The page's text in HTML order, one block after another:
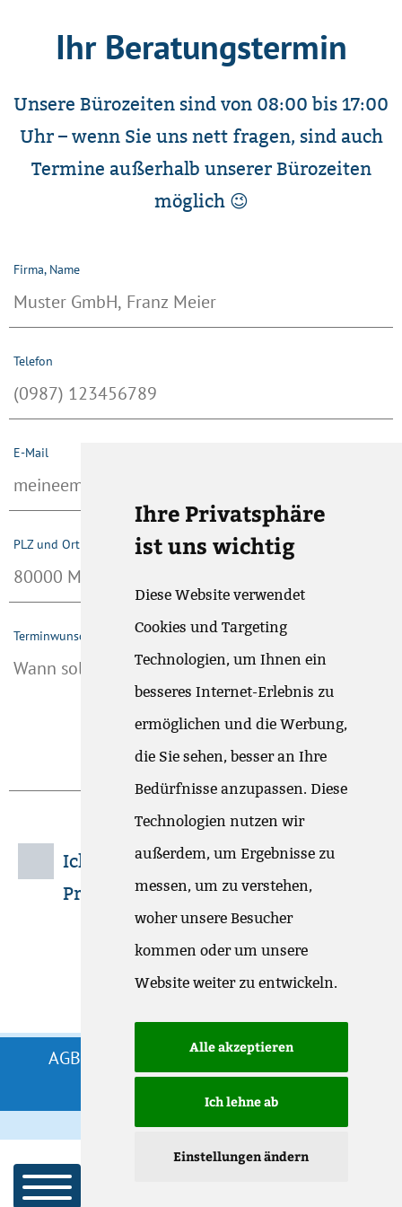
Ihre Privatsphäre
ist uns wichtig
Diese Website verwendet
Cookies und Targeting
Technologien, um Ihnen ein
besseres Internet-Erlebnis zu
ermöglichen und die Werbung,
die Sie sehen, besser an Ihre
Bedürfnisse anzupassen. Diese
Technologien nutzen wir
außerdem, um Ergebnisse zu
messen, um zu verstehen,
woher unsere Besucher
kommen oder um unsere
Website weiter zu entwickeln.
Alle akzeptieren
Ich lehne ab
Einstellungen ändern
Ihr Beratungstermin
Unsere Bürozeiten sind von 08:00 bis 17:00
Uhr – wenn Sie uns nett fragen, sind auch
Termine außerhalb unserer Bürozeiten
möglich 😉
Firma, Name
Telefon
E-Mail
PLZ und Ort (optional)
Terminwunsch (max. 500 Zeichen)
Ich möchte auch eine Online-
Präsentation
Absenden
AGB |Datenschutz|